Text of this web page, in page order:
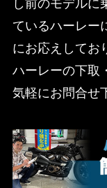
し前のモデルに
ているハーレー
にお応えしてお
ハーレーの下取
気軽にお問合せ